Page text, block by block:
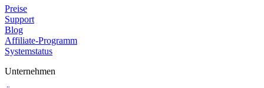
Preise
Support
Blog
Affiliate-Programm
Systemstatus
Unternehmen